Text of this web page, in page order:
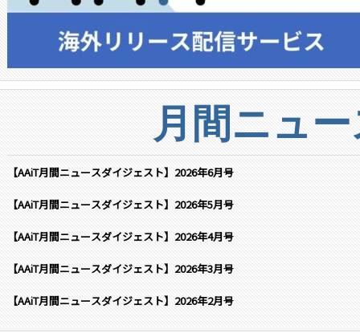
月間ニュ
【AAiT月間ニュースダイジェスト】2026年6月号
【AAiT月間ニュースダイジェスト】2026年5月号
【AAiT月間ニュースダイジェスト】2026年4月号
【AAiT月間ニュースダイジェスト】2026年3月号
【AAiT月間ニュースダイジェスト】2026年2月号